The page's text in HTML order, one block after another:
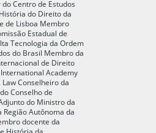
Centro de Estudos
do Direito da
de Lisboa Membro
Estadual de
Tecnologia da Ordem
do Brasil Membro da
de Direito
Academy
Conselheiro da
Conselho de
do Ministro da
Região Autônoma da
docente da
História da